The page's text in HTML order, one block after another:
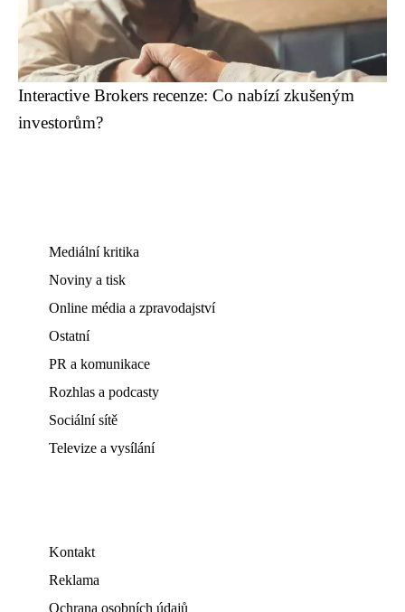
Interactive Brokers recenze: Co nabízí zkušeným
investorům?
Mediální kritika
Noviny a tisk
Online média a zpravodajství
Ostatní
PR a komunikace
Rozhlas a podcasty
Sociální sítě
Televize a vysílání
Kontakt
Reklama
Ochrana osobních údajů